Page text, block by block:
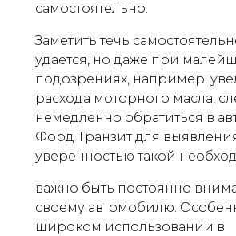
самостоятельно.
Заметить течь
удается, но даже при
подозрениях, например,
расхода моторного масла,
немедленно обратиться в
Форд Транзит для
уверенностью такой
важно быть постоянно
своему автомобилю.
широком использовании в